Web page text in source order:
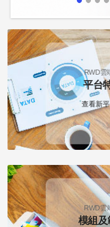
RWD雲
平台
查看新
RWD雲
模組